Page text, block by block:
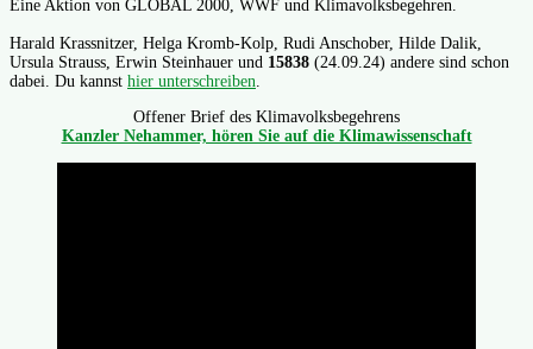
Eine Aktion von GLOBAL 2000, WWF und Klimavolksbegehren.
Harald Krassnitzer, Helga Kromb-Kolp, Rudi Anschober, Hilde Dalik,
Ursula Strauss, Erwin Steinhauer und 15838 (24.09.24) andere sind schon
dabei. Du kannst hier unterschreiben
Offener Brief des Klimavolksbegehrens
Kanzler Nehammer, hören Sie auf die Klimawissenschaft